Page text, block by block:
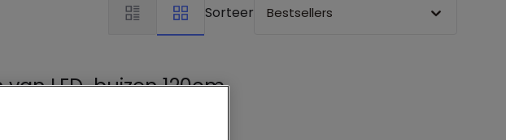
Sorteer Bestsellers
vanLED-buizen 120cm